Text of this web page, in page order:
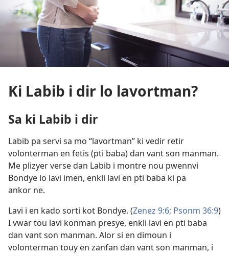
Ki Labib i dir lo lavortman?
Sa ki Labib i dir
Labib pa servi sa mo “lavortman” ki vedir retir
volonterman en fetis (pti baba) dan vant son manman.
Me plizyer verse dan Labib i montre nou pwennvi
Bondye lo lavi imen, enkli lavi en pti baba ki pa
ankor ne.
Lavi i en kado sorti kot Bondye. (Zenez 9:6; Psonm 36:9)
I vwar tou lavi konman presye, enkli lavi en pti baba
dan vant son manman. Alor si en dimoun i
volonterman touy en zanfan dan vant son manman, i